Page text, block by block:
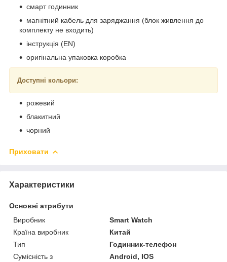
смарт годинник
магнітний кабель для заряджання (блок живлення до
комплекту не входить)
інструкція (EN)
оригінальна упаковка коробка
Доступні кольори:
рожевий
блакитний
чорний
Приховати
Характеристики
Основні атрибути
Виробник
Smart Watch
Країна виробник
Китай
Тип
Годинник-телефон
Сумісність з
Android, IOS